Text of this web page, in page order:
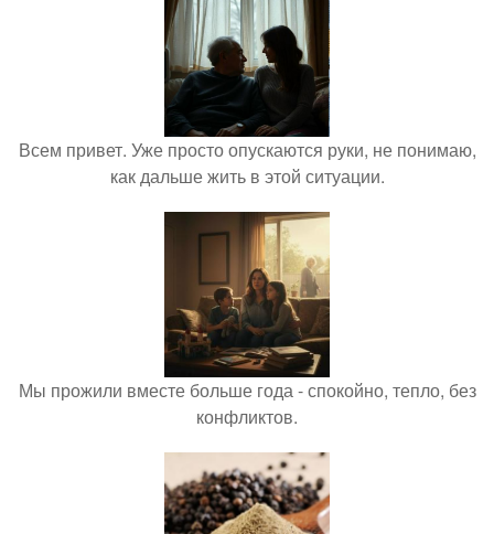
Всем привет. Уже просто опускаются руки, не понимаю,
как дальше жить в этой ситуации.
Мы прожили вместе больше года - спокойно, тепло, без
конфликтов.